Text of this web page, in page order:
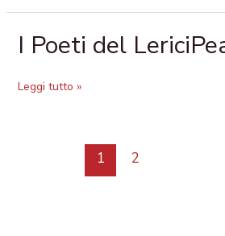
I Poeti del
Poeti
LericiPea
Leggi tutto »
1 2